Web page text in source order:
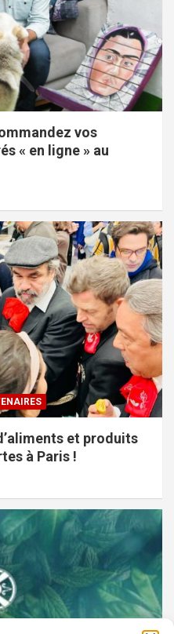
vos
« en ligne » au
et produits
à Paris !